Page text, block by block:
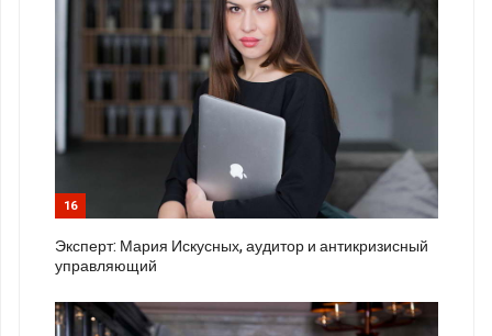
16
Эксперт: Мария Искусных, аудитор и антикризисный
управляющий